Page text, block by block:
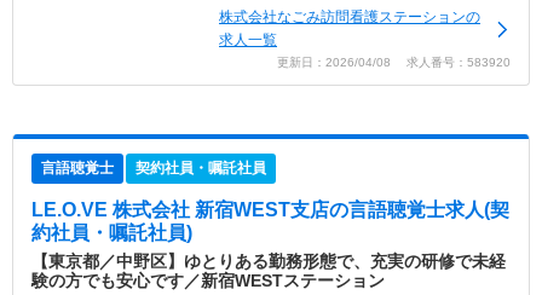
株式会社なごみ訪問看護ステーションの
求人一覧
更新日：2026/04/08 求人番号：583920
言語聴覚士 契約社員・嘱託社員
LE.O.VE 株式会社 新宿WEST支店の言語聴覚士求人(契
約社員・嘱託社員)
【東京都／中野区】ゆとりある勤務形態で、充実の研修で未経
験の方でも安心です／新宿WESTステーション